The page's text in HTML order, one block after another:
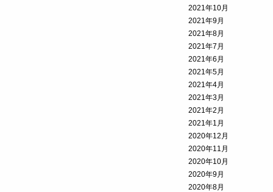
2021年10月
2021年9月
2021年8月
2021年7月
2021年6月
2021年5月
2021年4月
2021年3月
2021年2月
2021年1月
2020年12月
2020年11月
2020年10月
2020年9月
2020年8月